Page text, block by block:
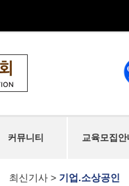
커뮤니티 교육모집안
최신기사 > 기업.소상공인